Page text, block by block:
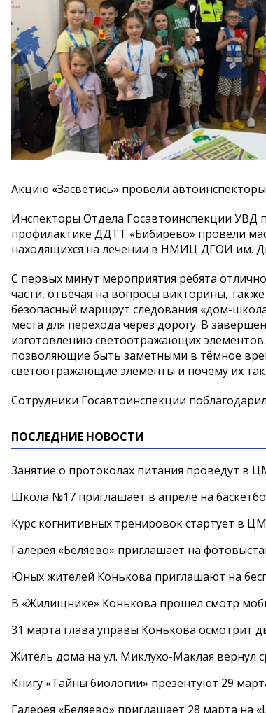
Акцию «Засветись» провели
Инспекторы Отдела Госавтоинспекции УВД
профилактике ДДТТ «Бибирево» провели
находящихся на лечении в НМИЦ ДГОИ им.
С первых минут мероприятия ребята
части, отвечая на вопросы викторины,
безопасный маршрут следования «дом-
места для перехода через дорогу. В
изготовлению светоотражающих
позволяющие быть заметными в тёмное
светоотражающие элементы и почему их
Сотрудники Госавтоинспекции
ПОСЛЕДНИЕ НОВОСТИ
Занятие о протоколах питания проведут в
Школа №17 приглашает в апреле на
Курс когнитивных тренировок стартует в
Галерея «Беляево» приглашает на
Юных жителей Конькова приглашают на
В «Жилищнике» Конькова прошел смотр
31 марта глава управы Конькова осмотрит
Житель дома на ул. Миклухо-Маклая вернул
Книгу «Тайны биологии» презентуют 29
Галерея «Беляево» приглашает 28 марта на